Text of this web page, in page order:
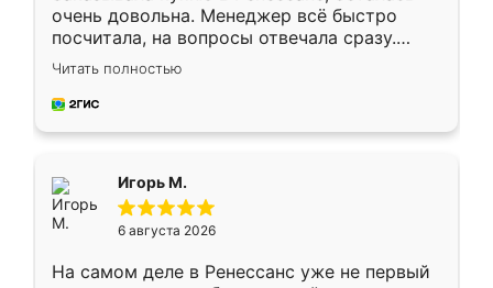
очень довольна. Менеджер всё быстро
посчитала, на вопросы отвечала сразу.
Замерщик приехал в субботу, подошёл к
делу со всей ответственностью. Собрали
за день, ребята работали аккуратно, даже
Читать полностью
Игорь М.
6 августа 2026
На самом деле в Ренессанс уже не первый